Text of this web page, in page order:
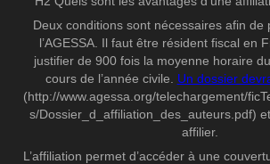
Deux conditions sont nécessaires afin de
l’AGESSA. Il faut être résident fiscal en
justifier de 900 fois la moyenne horaire
cours de l’année civile. Un dossier
(http://www.agessa.org/telechargement/
s/Dossier_d_affiliation_des_auteurs.pdf)
affilier.
L’affiliation permet d’accéder à une